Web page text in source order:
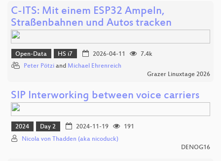
C-ITS: Mit einem ESP32 Ampeln,
Straßenbahnen und Autos tracken
Open-Data HS i7 2026-04-11
7.4k
Peter Pötzi and Michael Ehrenreich
Grazer Linuxtage 2026
SIP Interworking between voice carriers
2024 Day 2 2024-11-19
191
Nicola von Thadden (aka nicoduck)
DENOG16